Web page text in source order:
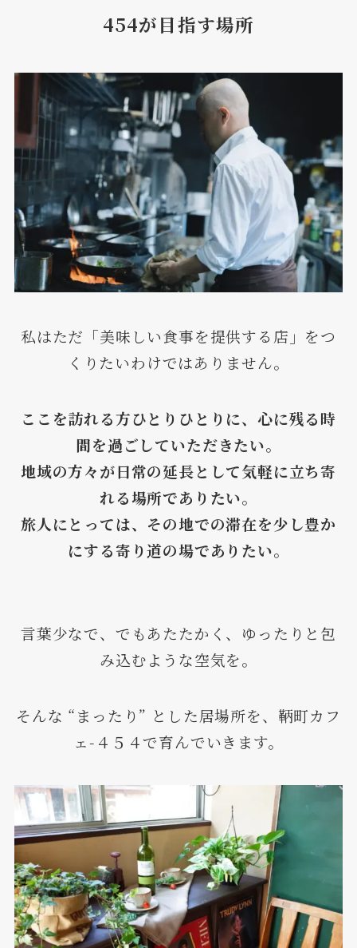
454が目指す場所
私はただ「美味しい食事を提供する店」をつ
くりたいわけではありません。
ここを訪れる方ひとりひとりに、心に残る時
間を過ごしていただきたい。
地域の方々が日常の延長として気軽に立ち寄
れる場所でありたい。
旅人にとっては、その地での滞在を少し豊か
にする寄り道の場でありたい。
言葉少なで、でもあたたかく、ゆったりと包
み込むような空気を。
そんな “まったり” とした居場所を、鞆町カフ
ェ-４５４で育んでいきます。